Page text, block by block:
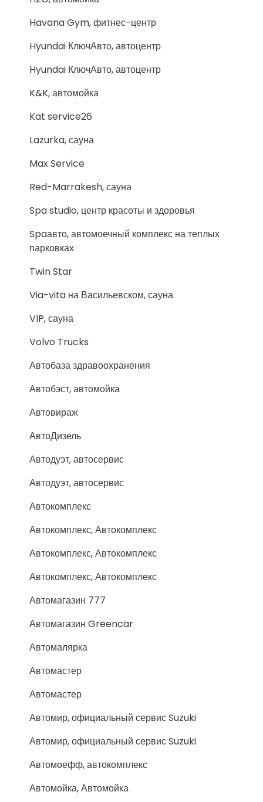
Havana Gym, фитнес-центр
Hyundai КлючАвто, автоцентр
Hyundai КлючАвто, автоцентр
K&K, автомойка
Kat service26
Lazurka, сауна
Max Service
Red-Marrakesh, сауна
Spa studio, центр красоты и здоровья
Spaавто, автомоечный комплекс на теплых
парковках
Twin Star
Via-vita на Васильевском, сауна
VIP, сауна
Volvo Trucks
Автобаза здравоохранения
Автобэст, автомойка
Автовираж
АвтоДизель
Автодуэт, автосервис
Автодуэт, автосервис
Автокомплекс
Автокомплекс, Автокомплекс
Автокомплекс, Автокомплекс
Автокомплекс, Автокомплекс
Автомагазин 777
Автомагазин Greencar
Автомалярка
Автомастер
Автомастер
Автомир, официальный сервис Suzuki
Автомир, официальный сервис Suzuki
Автомоефф, автокомплекс
Автомойка, Автомойка